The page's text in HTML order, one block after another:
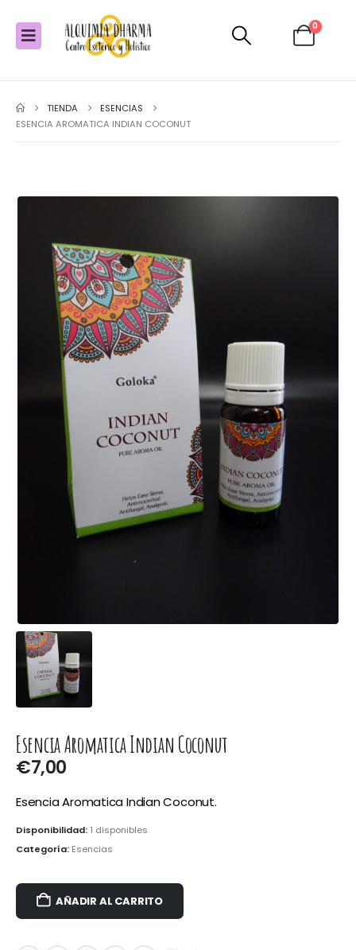
0
TIENDA
ESENCIAS
ESENCIA AROMATICA INDIAN COCONUT
Esencia Aromatica Indian Coconut
€7,00
Esencia Aromatica Indian Coconut.
Disponibilidad: 1 disponibles
Categoría: Esencias
AÑADIR AL CARRITO